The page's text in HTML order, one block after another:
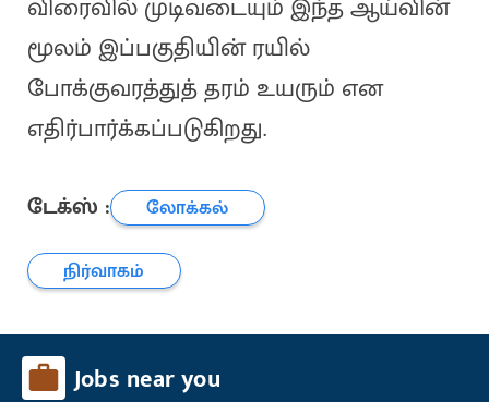
விரைவில் முடிவடையும் இந்த ஆய்வின்
மூலம் இப்பகுதியின் ரயில்
போக்குவரத்துத் தரம் உயரும் என
எதிர்பார்க்கப்படுகிறது.
டேக்ஸ் :
லோக்கல்
நிர்வாகம்
Jobs near you